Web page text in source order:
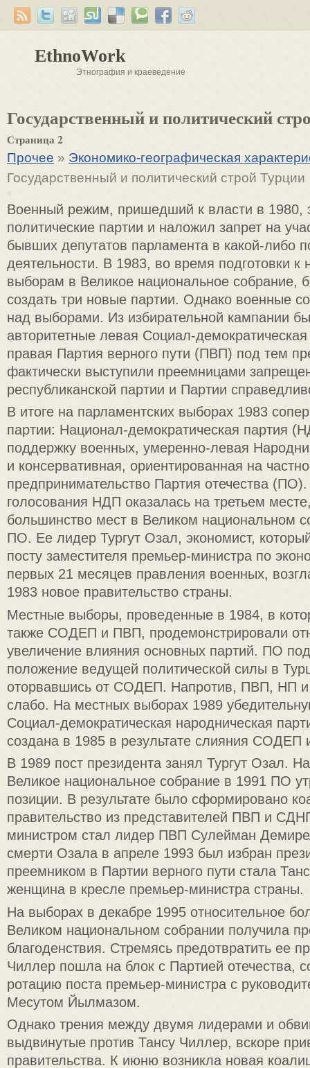
EthnoWork
Этнография и краеведение
Государственный и политический
Страница 2
Прочее » Экономико-географическая
Государственный и политический строй Турции
Военный режим, пришедший к власти в 1980,
политические партии и наложил запрет на
бывших депутатов парламента в какой-либо
деятельности. В 1983, во время подготовки к
выборам в Великое национальное собрание,
создать три новые партии. Однако военные
над выборами. Из избирательной кампании
авторитетные левая Социал-
правая Партия верного пути (ПВП) под тем
фактически выступили преемницами
республиканской партии и Партии
В итоге на парламентских выборах 1983
партии: Национал-демократическая партия
поддержку военных, умеренно-левая
и консервативная, ориентированная на
предпринимательство Партия отечества
голосования НДП оказалась на третьем
большинство мест в Великом национальном
ПО. Ее лидер Тургут Озал, экономист,
посту заместителя премьер-министра по
первых 21 месяцев правления военных,
1983 новое правительство страны.
Местные выборы, проведенные в 1984, в
также СОДЕП и ПВП, продемонстрировали
увеличение влияния основных партий. ПО
положение ведущей политической силы в
оторвавшись от СОДЕП. Напротив, ПВП, НП
слабо. На местных выборах 1989
Социал-демократическая народническая
создана в 1985 в результате слияния
В 1989 пост президента занял Тургут Озал.
Великое национальное собрание в 1991 ПО
позиции. В результате было сформировано
правительство из представителей ПВП и
министром стал лидер ПВП Сулейман
смерти Озала в апреле 1993 был избран
преемником в Партии верного пути стала
женщина в кресле премьер-министра страны.
На выборах в декабре 1995 относительное
Великом национальном собрании получила
благоденствия. Стремясь предотвратить ее
Чиллер пошла на блок с Партией отечества,
ротацию поста премьер-министра с
Месутом Йылмазом.
Однако трения между двумя лидерами и
выдвинутые против Тансу Чиллер, вскоре
правительства. К июню возникла новая